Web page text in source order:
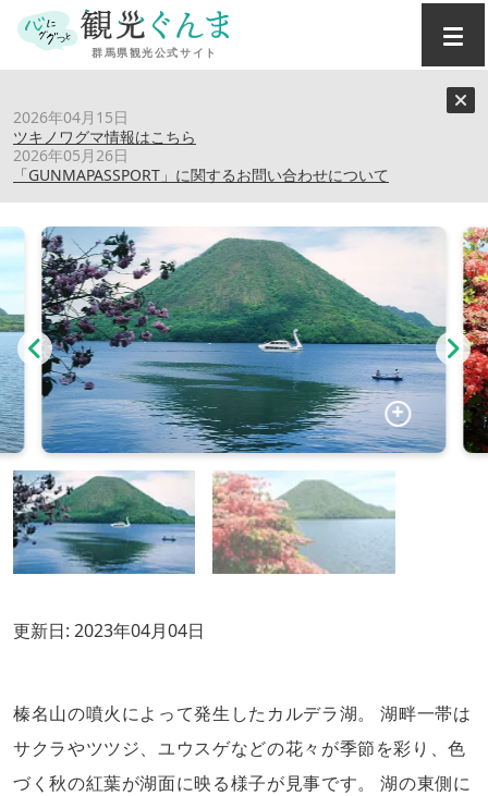
2026年04月15日
ツキノワグマ情報はこちら
2026年05月26日
「GUNMAPASSPORT」に関するお問い合わせについて
榛名湖
更新日: 2023年04月04日
榛名山の噴火によって発生したカルデラ湖。 湖畔一帯は
サクラやツツジ、ユウスゲなどの花々が季節を彩り、色
づく秋の紅葉が湖面に映る様子が見事です。 湖の東側に